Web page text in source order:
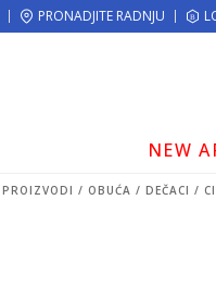
PRONADJITE RADNJU
MOGUĆNOST ISPORUKE
NEW
PROIZVODI OBUĆA DEČACI